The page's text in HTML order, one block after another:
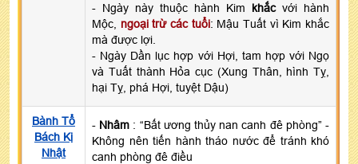
- Ngày này thuộc hành Kim khắcvới hành
Mộc, ngoại trừ các tuổi: Mậu Tuất vì Kim khắc
mà được lợi.
- Ngày Dần lục hợp với Hợi, tam hợp với Ngọ
và Tuất thành Hỏa cục (Xung Thân, hình Tỵ,
hại Tỵ, phá Hợi, tuyệt Dậu)
Bành Tổ
Bách Kị
Nhật
- Nhâm : “Bất ương thủy nan canh đê phòng” -
Không nên tiến hành tháo nước để tránh khó
canh phòng đê điều